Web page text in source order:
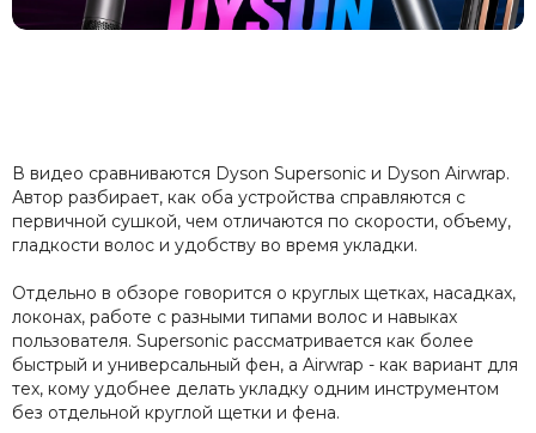
В видео сравниваются Dyson Supersonic и Dyson Airwrap.
Автор разбирает, как оба устройства справляются с
первичной сушкой, чем отличаются по скорости, объему,
гладкости волос и удобству во время укладки.
Отдельно в обзоре говорится о круглых щетках, насадках,
локонах, работе с разными типами волос и навыках
пользователя. Supersonic рассматривается как более
быстрый и универсальный фен, а Airwrap - как вариант для
тех, кому удобнее делать укладку одним инструментом
без отдельной круглой щетки и фена.